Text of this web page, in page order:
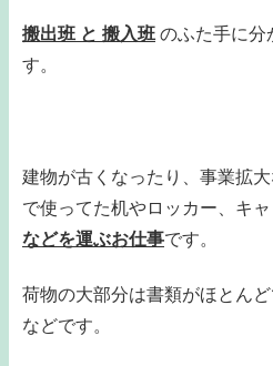
搬出班 と 搬入班 のふた手に分
す。
建物が古くなったり、事業拡
で使ってた机やロッカー、キ
などを運ぶお仕事です。
荷物の大部分は書類がほとん
などです。